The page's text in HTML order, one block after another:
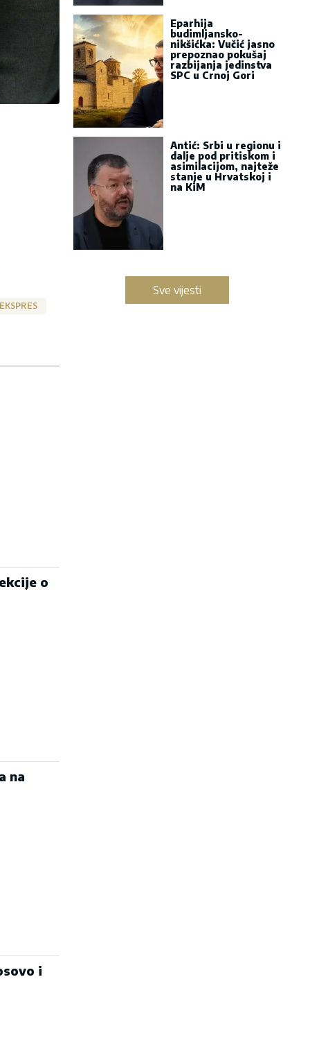
o
na
i
Eparhija
budimljansko-
nikšićka: Vučić jasno
prepoznao pokušaj
razbijanja jedinstva
SPC u Crnoj Gori
Antić: Srbi u regionu i
dalje pod pritiskom i
asimilacijom, najteže
stanje u Hrvatskoj i
na KiM
Sve vijesti